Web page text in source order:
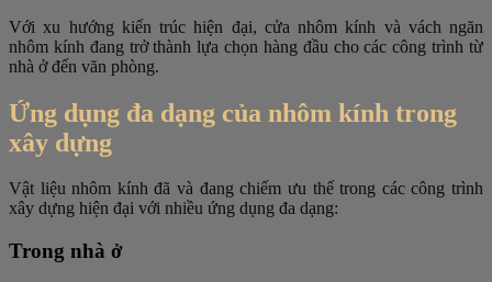
Với xu hướng kiến trúc hiện đại, cửa nhôm kính và vách ngăn
nhôm kính đang trở thành lựa chọn hàng đầu cho các công trình từ
nhà ở đến văn phòng.
Ứng dụng đa dạng của nhôm kính trong
xây dựng
Vật liệu nhôm kính đã và đang chiếm ưu thế trong các công trình
xây dựng hiện đại với nhiều ứng dụng đa dạng:
Trong nhà ở